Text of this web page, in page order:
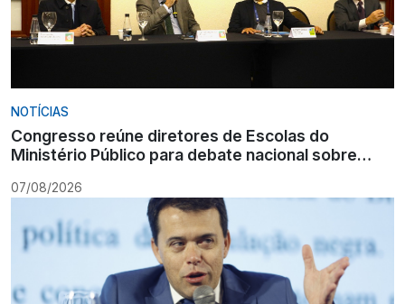
NOTÍCIAS
Congresso reúne diretores de Escolas do
Ministério Público para debate nacional sobre
07/08/2026